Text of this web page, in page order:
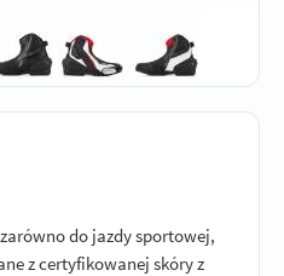
do jazdy sportowej,
z certyfikowanej skóry z